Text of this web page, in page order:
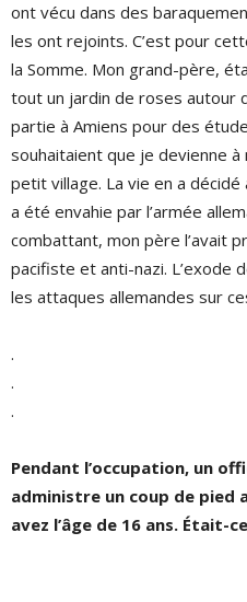
ont vécu dans des
les ont rejoints. C’est pour
la Somme. Mon grand-père,
tout un jardin de roses autour
partie à Amiens pour des
souhaitaient que je devienne
petit village. La vie en a
a été envahie par l’armée
combattant, mon père l’avait
pacifiste et anti-nazi. L’exode
les attaques allemandes sur
.
.
.
Pendant l’occupation, un
administre un coup de pied
avez l’âge de 16 ans. Était-